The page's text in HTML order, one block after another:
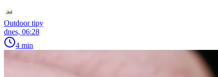
Outdoor tipy
dnes, 06:28
4 min